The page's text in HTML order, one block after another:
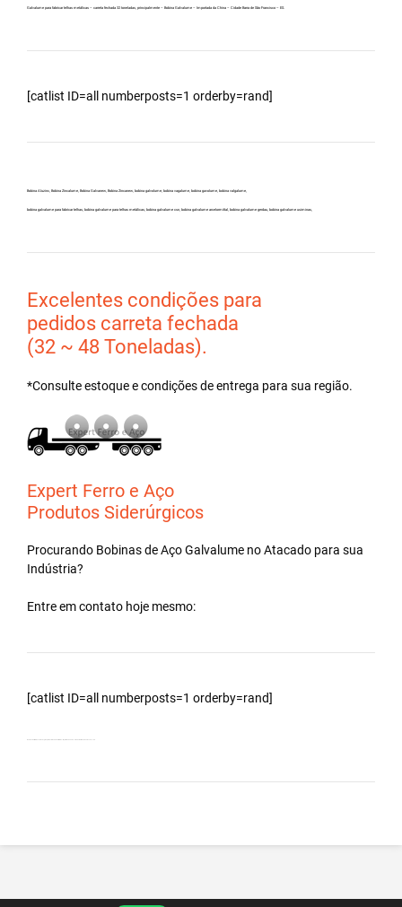
Galvalume para fabricar telhas metálicas – carreta fechada 32 toneladas, principalmente – Bobina Galvalume – Importada da China – Cidade Barra de São Francisco – ES.
[catlist ID=all numberposts=1 orderby=rand]
Bobina Aluzinc, Bobina Zincalume, Bobina Galvanew, Bobina Zincanew, bobina galvolume, bobina vagalume, bobina gavolume, bobina valgalume,
bobina galvalume para fabricar telhas, bobina galvalume para telhas metálicas, bobina galvalume csn, bobina galvalume arcelormittal, bobina galvalume gerdau, bobina galvalume usiminas,
Excelentes condições para
pedidos carreta fechada
(32 ~ 48 Toneladas).
*Consulte estoque e condições de entrega para sua região.
Expert Ferro e Aço
Produtos Siderúrgicos
Procurando Bobinas deAço Galvalume noAtacado para sua
Indústria?
Entre em contato hoje mesmo:
[catlist ID=all numberposts=1 orderby=rand]